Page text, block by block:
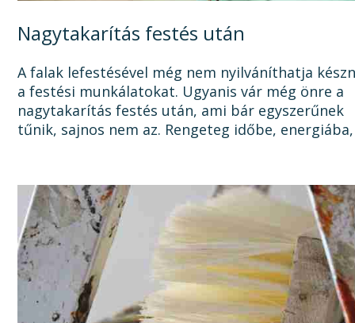
Nagytakarítás festés után
A falak lefestésével még nem nyilváníthatja
a festési munkálatokat. Ugyanis vár még önre a
nagytakarítás festés után, ami bár egyszerűnek
tűnik, sajnos nem az. Rengeteg időbe,